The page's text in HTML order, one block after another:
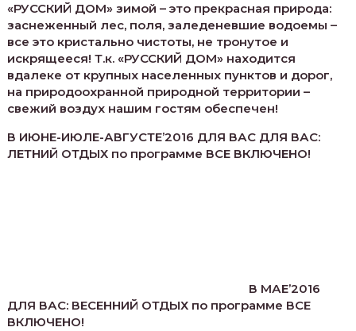
«РУССКИЙ ДОМ» зимой – это прекрасная природа:
заснеженный лес, поля, заледеневшие водоемы –
все это кристально чистоты, не тронутое и
искрящееся! Т.к. «РУССКИЙ ДОМ» находится
вдалеке от крупных населенных пунктов и дорог,
на природоохранной природной территории –
свежий воздух нашим гостям обеспечен!
В ИЮНЕ-ИЮЛЕ-АВГУСТЕ’2016 ДЛЯ ВАС ДЛЯ ВАС:
ЛЕТНИЙ ОТДЫХ по программе ВСЕ ВКЛЮЧЕНО!
В МАЕ’2016
ДЛЯ ВАС: ВЕСЕННИЙ ОТДЫХ по программе ВСЕ
ВКЛЮЧЕНО!